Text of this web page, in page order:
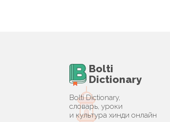
Bolti
Dictionary
Bolti Dictionary,
словарь, уроки
и культура хинди онлайн